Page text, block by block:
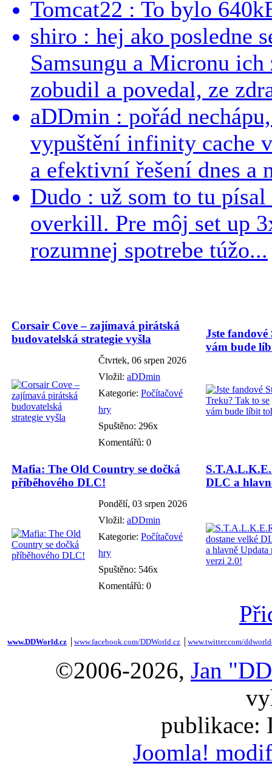
Tomcat22 : To bylo
shiro : hej ako posledne
Samsungu a Micronu
zobudil a povedal, ze
aDDmin : pořád
vypuštění infinity cache
a efektivní řešení dnes a
Dudo : už som to tu
overkill. Pre môj set up
rozumnej spotrebe túžo...
Corsair Cove – zajímavá pirátská
budovatelská strategie vyšla
Čtvrtek, 06 srpen 2026
Vložil: aDDmin
Kategorie: Počítačové
hry
Spuštěno: 296x
Komentářů: 0
Jste
vám bude
Mafia: The Old Country se dočká
příběhového DLC!
Pondělí, 03 srpen 2026
Vložil: aDDmin
Kategorie: Počítačové
hry
Spuštěno: 546x
Komentářů: 0
DLC a
www.DDWorld.cz www.facebook.com/DDWorld.cz www.twitter.com/
©2006-2026, Jan
publikace:
Joomla!